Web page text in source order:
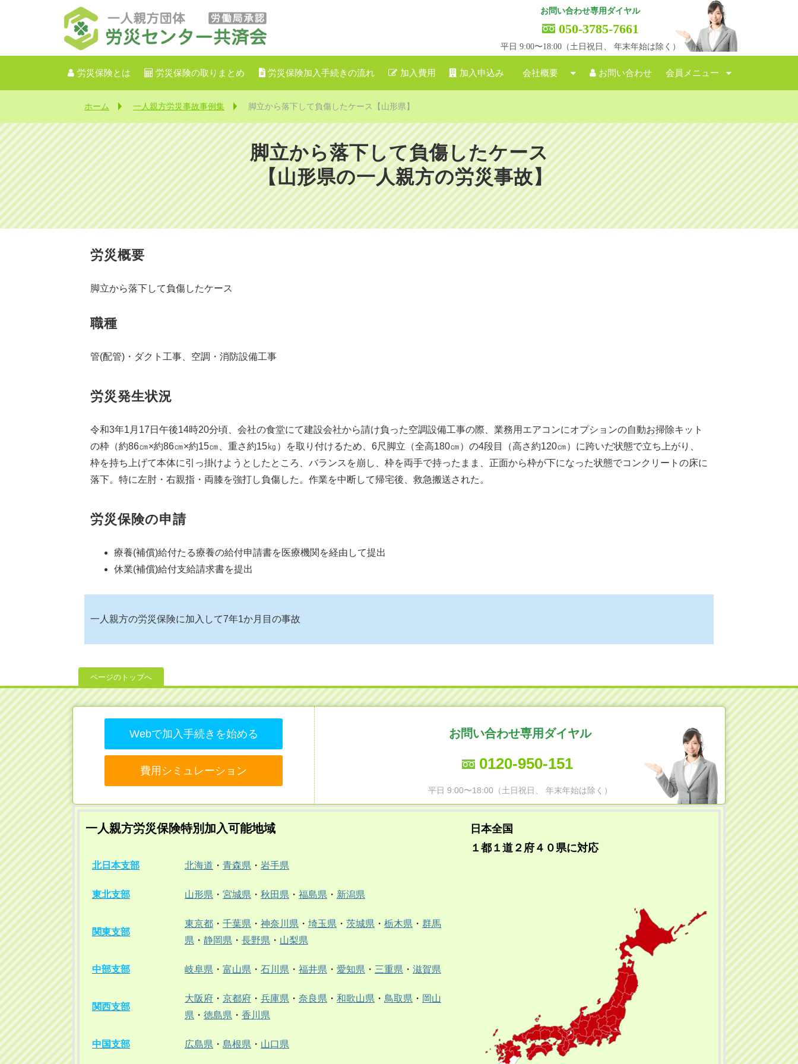
お問い合わせ専用ダイヤル
050-3785-7661
平日 9:00〜18:00（土日祝日、 年末年始は除く）
労災保険とは 労災保険の取りまとめ 労災保険加入手続きの流れ 加入費用 加入申込み 会社概要 お問い合わせ 会員メニュー
ホーム 一人親方労災事故事例集 脚立から落下して負傷したケース【山形県】
脚立から落下して負傷したケース
【山形県の一人親方の労災事故】
労災概要
脚立から落下して負傷したケース
職種
管(配管)・ダクト工事、空調・消防設備工事
労災発生状況
令和3年1月17日午後14時20分頃、会社の食堂にて建設会社から請け負った空調設備工事の際、業務用エアコンにオプションの自動お掃除キット
の枠（約86㎝×約86㎝×約15㎝、重さ約15㎏）を取り付けるため、6尺脚立（全高180㎝）の4段目（高さ約120㎝）に跨いだ状態で立ち上がり、
枠を持ち上げて本体に引っ掛けようとしたところ、バランスを崩し、枠を両手で持ったまま、正面から枠が下になった状態でコンクリートの床に
落下。特に左肘・右親指・両膝を強打し負傷した。作業を中断して帰宅後、救急搬送された。
労災保険の申請
療養(補償)給付たる療養の給付申請書を医療機関を経由して提出
休業(補償)給付支給請求書を提出
一人親方の労災保険に加入して7年1か月目の事故
ページのトップへ
Webで加入手続きを始める
費用シミュレーション
お問い合わせ専用ダイヤル
0120-950-151
平日 9:00〜18:00（土日祝日、 年末年始は除く）
一人親方労災保険特別加入可能地域
北日本支部 北海道 ・ 青森県 ・ 岩手県
東北支部 山形県 ・ 宮城県 ・ 秋田県 ・ 福島県 ・ 新潟県
関東支部
東京都 ・ 千葉県 ・ 神奈川県 ・ 埼玉県 ・ 茨城県 ・ 栃木県 ・ 群馬
県 ・ 静岡県 ・ 長野県 ・ 山梨県
中部支部 岐阜県 ・ 富山県 ・ 石川県 ・ 福井県 ・ 愛知県 ・ 三重県 ・ 滋賀県
関西支部
大阪府 ・ 京都府 ・ 兵庫県 ・ 奈良県 ・ 和歌山県 ・ 鳥取県 ・ 岡山
県 ・ 徳島県 ・ 香川県
中国支部 広島県 ・ 島根県 ・ 山口県
日本全国
１都１道２府４０県に対応